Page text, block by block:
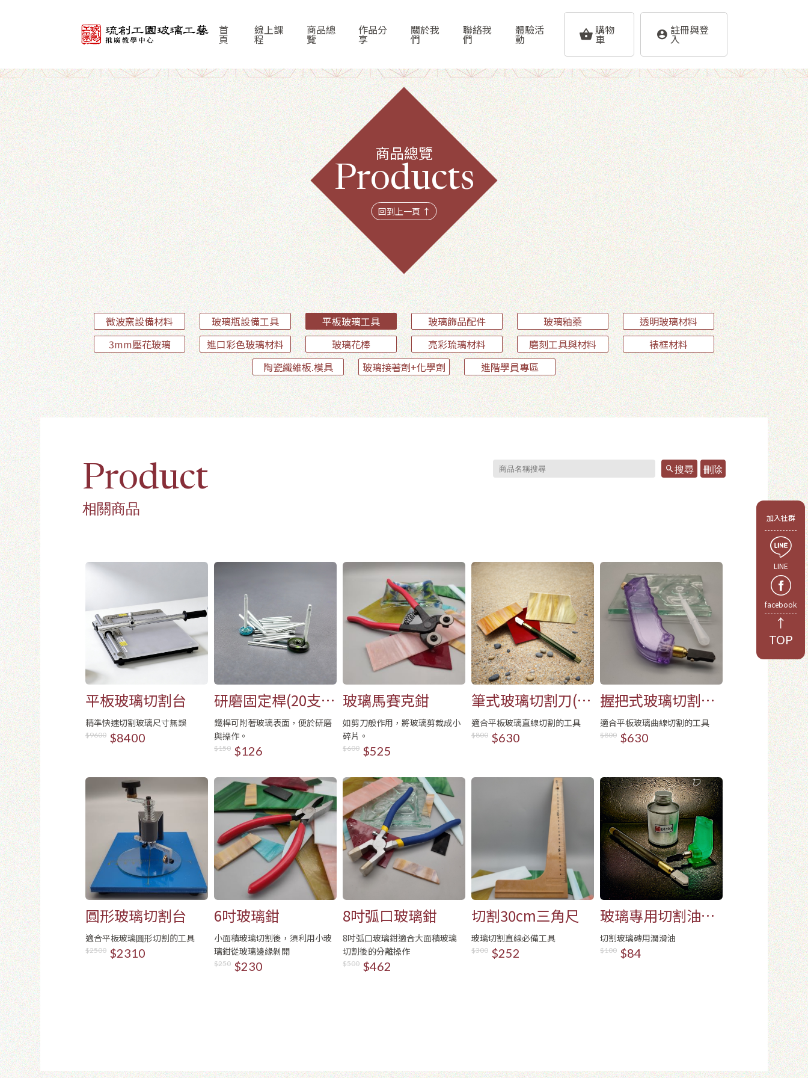
首
頁
線上課
程
商品總
覽
作品分
享
關於我
們
聯絡我
們
體驗活
動
購物
車
註冊與登
入
註冊新會員
使用LINE登入
密碼
密碼
確認
密碼長度必須大於8位數
註冊
已有會員
首頁
線上課程
加入社群
LINE
facebook
↑
TOP
商品總覽
Products
回到上一頁 ↑
微波窯設備材料 玻璃瓶設備工具 平板玻璃工具 玻璃飾品配件 玻璃釉藥
透明玻璃材料
3mm壓花玻璃
進口彩色玻璃材料 玻璃花棒 亮彩琉璃材料 磨刻工具與材料
裱框材料
陶瓷纖維板.模具
玻璃接著劑+化學劑 進階學員專區
Product
相關商品
搜尋 刪除
平板玻璃切割台
精準快速切割玻璃尺寸無誤
$9600 $8400
研磨固定桿(20支/
包)
鐵桿可附著玻璃表面，便於研磨
與操作。
$150 $126
玻璃馬賽克鉗
如剪刀般作用，將玻璃剪裁成小
碎片。
$600 $525
筆式玻璃切割刀(寬
頭)
適合平板玻璃直線切割的工具
$800 $630
握把式玻璃切割刀
(窄頭)
適合平板玻璃曲線切割的工具
$800 $630
圓形玻璃切割台
適合平板玻璃圓形切割的工具
$2500 $2310
6吋玻璃鉗
小面積玻璃切割後，須利用小玻
璃鉗從玻璃邊緣剝開
$250 $230
8吋弧口玻璃鉗
8吋弧口玻璃鉗適合大面積玻璃
切割後的分離操作
$500 $462
切割30cm三角尺
玻璃切割直線必備工具
$300 $252
玻璃專用切割油
(100g)
切割玻璃磚用潤滑油
$100 $84